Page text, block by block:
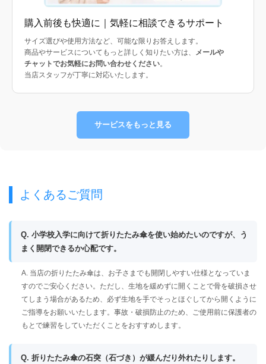
購入前後も快適に｜気軽に相談できるサポート
サイズ選びや使用方法など、可能な限りお答えします。
商品やサービスについてもっと詳しく知りたい方は、 メールや
チャットでお気軽にお問い合わせください。
当店スタッフが丁寧に対応いたします。
サービスをもっと見る
よくあるご質問
Q. 小学校入学に向けて折りたたみ傘を使い始めたいのですが、う
まく開閉できるか心配です。
A. 当店の折りたたみ傘は、お子さまでも開閉しやすい仕様となっていま
すのでご安心ください。ただし、生地を緩めずに開くことで骨を破損させ
てしまう場合があるため、必ず生地を手でそっとほぐしてから開くように
ご指導をお願いいたします。事故・破損防止のため、ご使用前に保護者の
もとで練習をしていただくことをおすすめします。
Q. 折りたたみ傘の石突（石づき）が緩んだり外れたりします。